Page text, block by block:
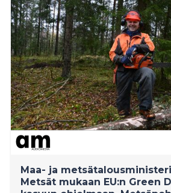
Maa- ja
Metsät mukaan EU:n Green